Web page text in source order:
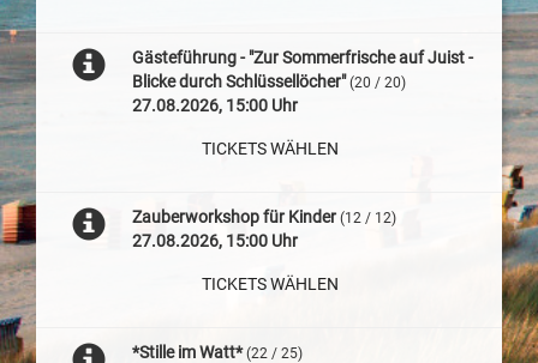
Gästeführung - "Zur Sommerfrische auf Juist -
Blicke durch Schlüssellöcher" (20 / 20)
27.08.2026, 15:00 Uhr
TICKETS WÄHLEN
Zauberworkshop für Kinder (12 / 12)
27.08.2026, 15:00 Uhr
TICKETS WÄHLEN
*Stille im Watt* (22 / 25)